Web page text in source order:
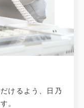
けるよう、日乃
。